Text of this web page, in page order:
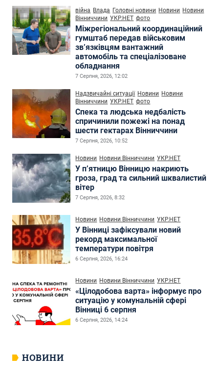
війна Влада Головні новини Новини Новини
Вінниччини УКР.НЕТ фото
Міжрегіональний координаційний
гумштаб передав військовим
зв’язківцям вантажний
автомобіль та спеціалізоване
обладнання
7 Серпня, 2026, 12:02
Надзвичайні ситуації Новини Новини
Вінниччини УКР.НЕТ фото
Спека та людська недбалість
спричинили пожежі на понад
шести гектарах Вінниччини
7 Серпня, 2026, 10:52
Новини Новини Вінниччини УКР.НЕТ
У п’ятницю Вінницю накриють
гроза, град та сильний шквалистий
вітер
7 Серпня, 2026, 8:32
Новини Новини Вінниччини УКР.НЕТ
У Вінниці зафіксували новий
рекорд максимальної
температури повітря
6 Серпня, 2026, 16:24
Новини Новини Вінниччини УКР.НЕТ
«Цілодобова варта» інформує про
ситуацію у комунальній сфері
Вінниці 6 серпня
6 Серпня, 2026, 14:24
НОВИНИ